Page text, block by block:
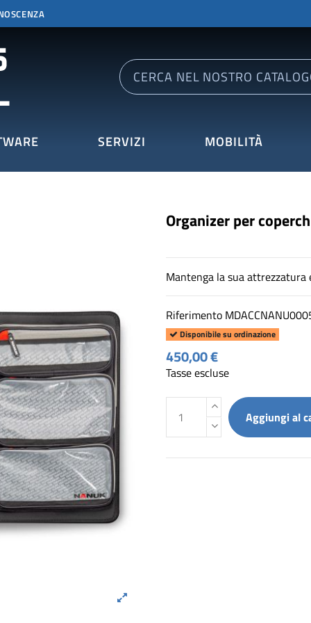
SERVIZI MOBILITÀ
Organizer per
Mantenga la sua
Riferimento
Disponibile su ordinazione
450,00 €
Tasse escluse
Aggiungi al